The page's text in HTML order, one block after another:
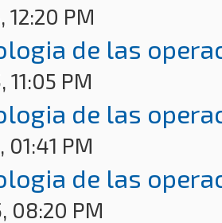
12:20 PM
de las
11:05 PM
de las
01:41 PM
de las
08:20 PM